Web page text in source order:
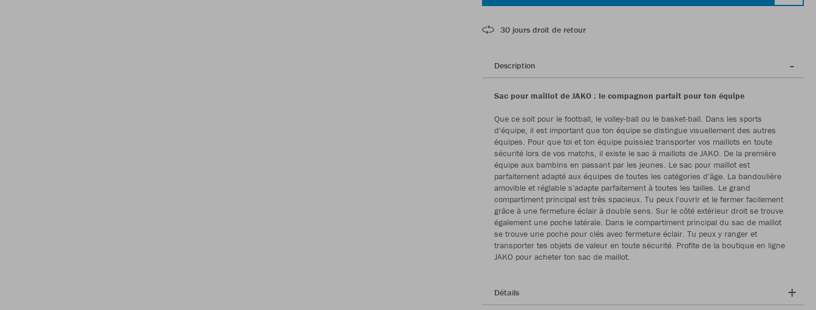
30 jours droit de retour
Description
Sac pour maillot de JAKO : le compagnon parfait pour ton équipe
Que ce soit pour le football, le volley-ball ou le basket-ball. Dans les sports
d'équipe, il est important que ton équipe se distingue visuellement des autres
équipes. Pour que toi et ton équipe puissiez transporter vos maillots en toute
sécurité lors de vos matchs, il existe le sac à maillots de JAKO. De la première
équipe aux bambins en passant par les jeunes. Le sac pour maillot est
parfaitement adapté aux équipes de toutes les catégories d'âge. La bandoulière
amovible et réglable s'adapte parfaitement à toutes les tailles. Le grand
compartiment principal est très spacieux. Tu peux l'ouvrir et le fermer facilement
grâce à une fermeture éclair à double sens. Sur le côté extérieur droit se trouve
également une poche latérale. Dans le compartiment principal du sac de maillot
se trouve une poche pour clés avec fermeture éclair. Tu peux y ranger et
transporter tes objets de valeur en toute sécurité. Profite de la boutique en ligne
JAKO pour acheter ton sac de maillot.
Détails